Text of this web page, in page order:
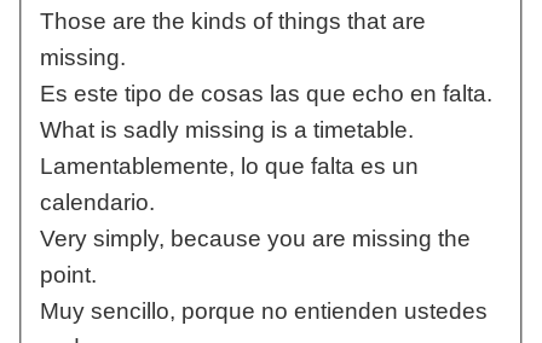
Those are the kinds of things that are
missing.
Es este tipo de cosas las que echo en falta.
What is sadly missing is a timetable.
Lamentablemente, lo que falta es un
calendario.
Very simply, because you are missing the
point.
Muy sencillo, porque no entienden ustedes